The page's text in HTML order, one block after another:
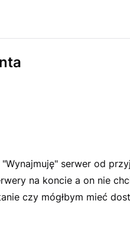
serwer od
na koncie a on nie
czy mógłbym mieć